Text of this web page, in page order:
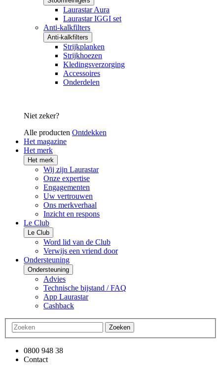
Laurastar Aura
Laurastar IGGI set
Anti-kalkfilters
Anti-kalkfilters
Strijkplanken
Strijkhoezen
Kledingsverzorging
Accessoires
Onderdelen
Niet zeker?
Alle producten Ontdekken
Het magazine
Het merk
Het merk
Wij zijn Laurastar
Onze expertise
Engagementen
Uw vertrouwen
Ons merkverhaal
Inzicht en respons
Le Club
Le Club
Word lid van de Club
Verwijs een vriend door
Ondersteuning
Ondersteuning
Advies
Technische bijstand / FAQ
App Laurastar
Cashback
Zoeken
0800 948 38
Contact